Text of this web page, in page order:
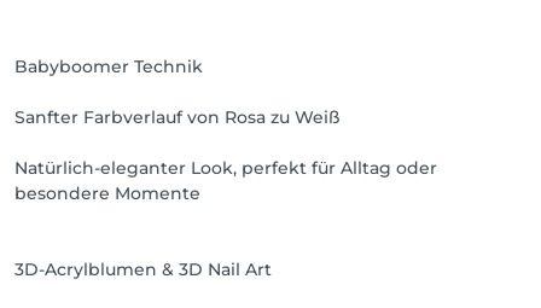
Babyboomer Technik
Sanfter Farbverlauf von Rosa zu Weiß
Natürlich-eleganter Look, perfekt für Alltag oder
besondere Momente
3D-Acrylblumen & 3D Nail Art